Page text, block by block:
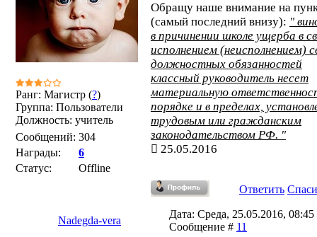
Ранг: Магистр (?)
Группа: Пользователи
Должность: учитель
Сообщений: 304
Награды:
6
Статус:
Offline
Обращу наше внимание на
(самый последний внизу): "
в причинении школе ущерба в
исполнением (неисполнением)
должностных обязанностей
классный руководитель несет
материальную
порядке и в пределах,
трудовым или гражданским
законодательством РФ. "
25.05.2016
Ответить
Nadegda-vera
Дата: Среда, 25.05.2016, 08:45
Сообщение # 11